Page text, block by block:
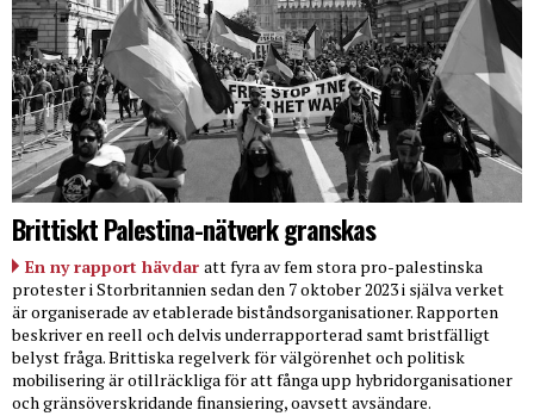
Brittiskt Palestina-nätverk granskas
En ny rapport hävdar att fyra av fem stora pro-palestinska
protester i Storbritannien sedan den 7 oktober 2023 i själva verket
är organiserade av etablerade biståndsorganisationer. Rapporten
beskriver en reell och delvis underrapporterad samt bristfälligt
belyst fråga. Brittiska regelverk för välgörenhet och politisk
mobilisering är otillräckliga för att fånga upp hybridorganisationer
och gränsöverskridande finansiering, oavsett avsändare.